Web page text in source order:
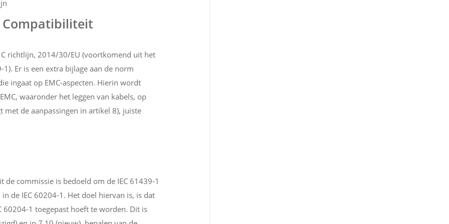
Compatibiliteit
richtlijn, 2014/30/EU (voortkomend uit het
Er is een extra bijlage aan de norm
ingaat op EMC-aspecten. Hierin wordt
waaronder het leggen van kabels, op
de aanpassingen in artikel 8), juiste
commissie is bedoeld om de IEC 61439-1
de IEC 60204-1. Het doel hiervan is, is dat
60204-1 toegepast hoeft te worden. Dit is